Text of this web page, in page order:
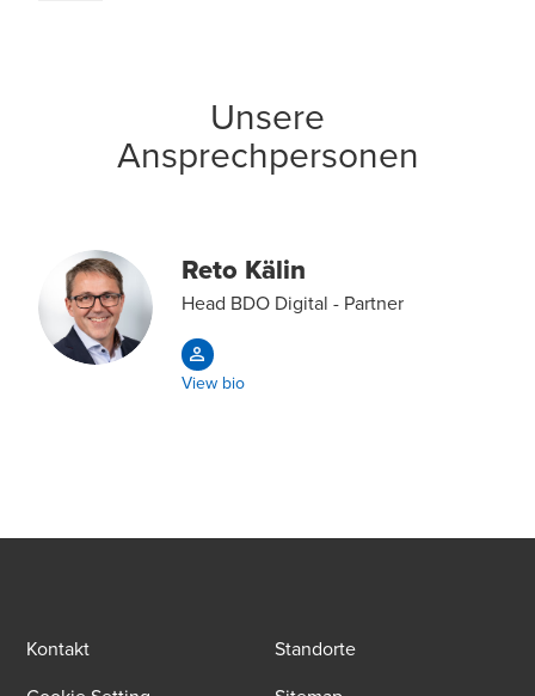
Unsere
Ansprechpersonen
Reto Kälin
Head BDO Digital - Partner
View bio
Kontakt
Standorte